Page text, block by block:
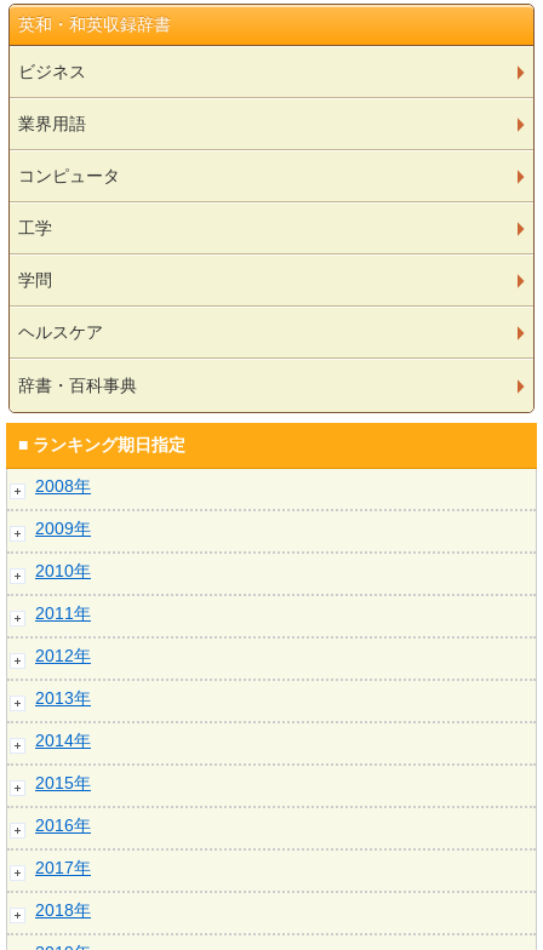
英和・和英収録辞書
ビジネス
業界用語
コンピュータ
工学
学問
ヘルスケア
辞書・百科事典
■ ランキング期日指定
2008年
2009年
2010年
2011年
2012年
2013年
2014年
2015年
2016年
2017年
2018年